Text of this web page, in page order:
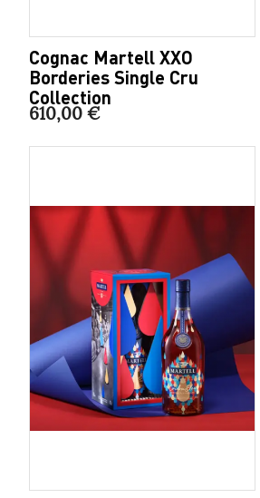
Cognac Martell XXO
Borderies Single Cru
Collection
610,00 €